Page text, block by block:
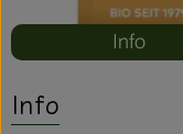
Info
Info